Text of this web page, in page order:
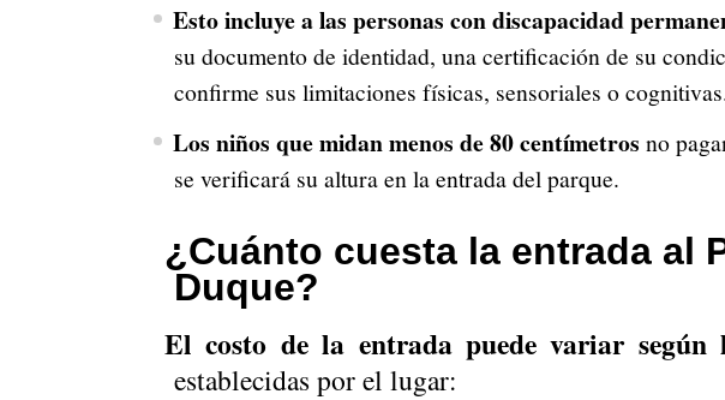
Esto incluye a las personas con discapacidad
su documento de identidad, una certificación de su
confirme sus limitaciones físicas, sensoriales o
Los niños que midan menos de 80 centímetros no
se verificará su altura en la entrada del parque.
¿Cuánto cuesta la entrada al
Duque?
El costo de la entrada puede variar según
establecidas por el lugar: